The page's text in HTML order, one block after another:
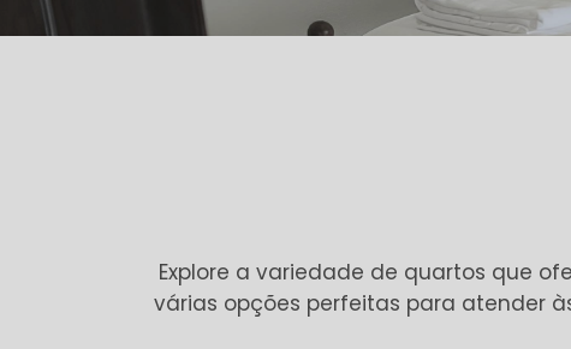
Explore a variedade de quartos que
várias opções perfeitas para atender